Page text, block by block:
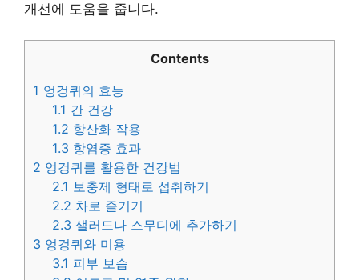
개선에 도움을 줍니다.
Contents
1 엉겅퀴의 효능
1.1 간 건강
1.2 항산화 작용
1.3 항염증 효과
2 엉겅퀴를 활용한 건강법
2.1 보충제 형태로 섭취하기
2.2 차로 즐기기
2.3 샐러드나 스무디에 추가하기
3 엉겅퀴와 미용
3.1 피부 보습